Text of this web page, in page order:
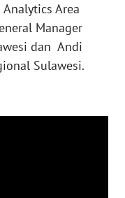
Area
Manager
dan Andi
Sulawesi.